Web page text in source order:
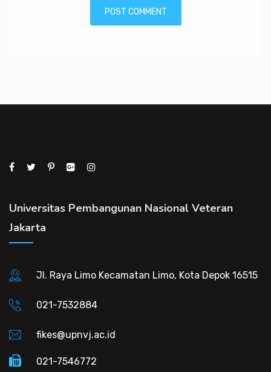
Universitas Pembangunan Nasional Veteran
Jakarta
Jl. Raya Limo Kecamatan Limo, Kota Depok 16515
021-7532884
fikes@upnvj.ac.id
021-7546772